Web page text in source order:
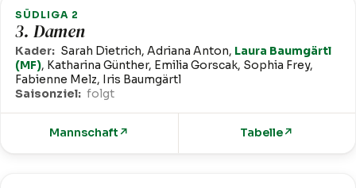
SÜDLIGA 2
3. Damen
Kader: Sarah Dietrich, Adriana Anton, Laura Baumgärtl
(MF), Katharina Günther, Emilia Gorscak, Sophia Frey,
Fabienne Melz, Iris Baumgärtl
Saisonziel: folgt
Mannschaft ↗ Tabelle↗